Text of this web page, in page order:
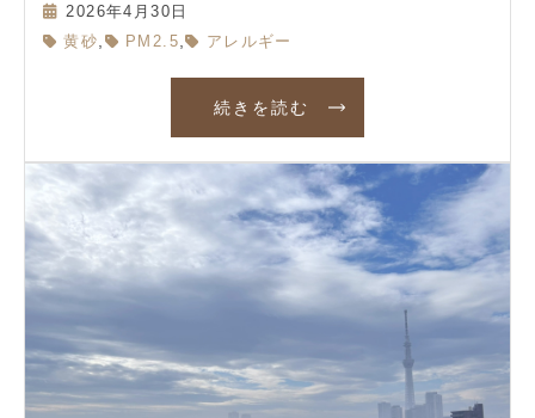
2026年4月30日
黄砂
PM2.5 , アレルギー
続きを読む